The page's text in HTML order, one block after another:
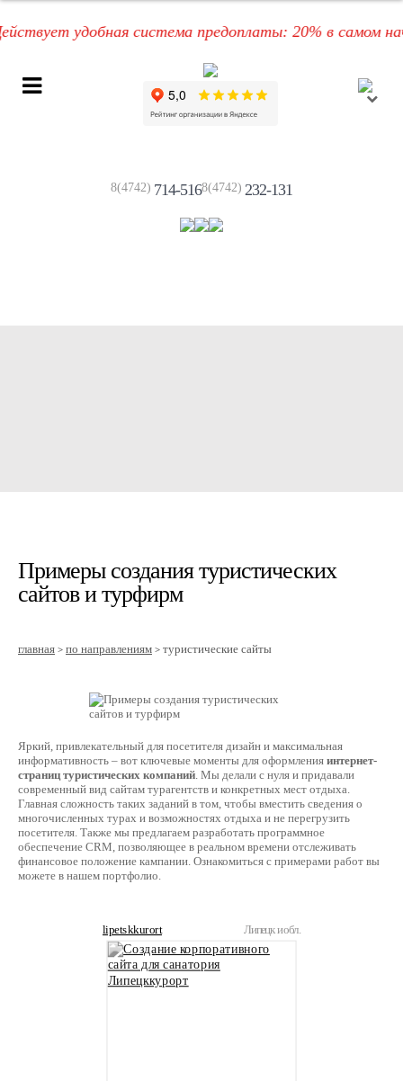
удобная система предоплаты: 20% в самом
8(4742) 714-5168(4742) 232-131
Примеры создания туристических
сайтов и турфирм
главная > по направлениям > туристические сайты
Яркий, привлекательный для посетителя дизайн и максимальная
информативность – вот ключевые моменты для оформления интернет-
страниц туристических компаний. Мы делали с нуля и придавали
современный вид сайтам турагентств и конкретных мест отдыха.
Главная сложность таких заданий в том, чтобы вместить сведения о
многочисленных турах и возможностях отдыха и не перегрузить
посетителя. Также мы предлагаем разработать программное
обеспечение CRM, позволяющее в реальном времени отслеживать
финансовое положение кампании. Ознакомиться с примерами работ вы
можете в нашем портфолио.
lipetskkurort Липецк и обл.